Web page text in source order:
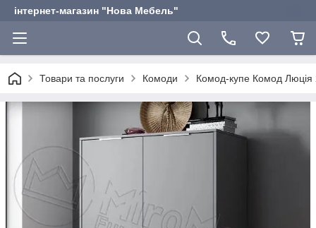
інтернет-магазин "Нова Мебель"
Товари та послуги Комоди Комод-купе Комод Люція